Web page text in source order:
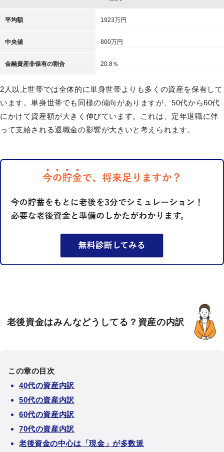
平均額 1923万円
中央値 800万円
金融資産非保有の割合 20.8％
2人以上世帯では全体的に単身世帯よりも多くの資産を保有して
います。単身世帯でも同様の傾向がありますが、50代から60代
にかけて資産額が大きく伸びています。これは、定年退職に伴
って支給される退職金の影響が大きいと考えられます。
老後資金はみんなどうしてる？資産の内訳
この章の目次
40代の資産内訳
50代の資産内訳
60代の資産内訳
70代の資産内訳
老後資金の中心は「現金」が多数派